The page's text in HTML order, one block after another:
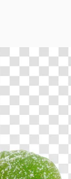
Aloita
Dokumentaatio
Tuki
Käyttöehdot